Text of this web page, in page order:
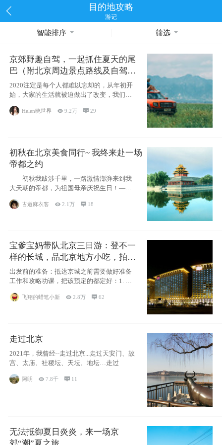
目的地攻略
游记
智能排序 筛选
京郊野趣自驾，一起抓住夏天的尾
巴（附北京周边景点路线及自驾攻
略）
2020注定是每个人都难以忘却的，从年初开
始，大家的生活就被迫做出了改变，我们也
不例外。本来双双辞职是为
Helen晓世界 9.2万 29
初秋在北京美食同行~ 我终来赴一场
帝都之约
初秋我跋涉千里，一路激情澎湃来到我
大天朝的帝都，为祖国母亲庆祝生日！——
古道麻衣客 2.1万  18
宝爹宝妈带队北京三日游：登不一
样的长城，品北京地方小吃，拍盘
古七星夜景！
出发前的准备：抵达京城之前需要做好准备
工作和攻略功课，把该预定的都定好：1. 酒
飞翔的蜡笔小新 2.8万 62
走过北京
2021年，我曾经--走过北京...走过天安门、故
宫、太庙、社稷坛、天坛、地坛…走过
阿眀 7.8千  11
无法抵御夏日炎炎，来一场京